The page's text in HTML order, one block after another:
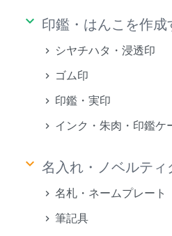
keyboard_arrow_down 印鑑・はんこを作成
シヤチハタ・浸透印
ゴム印
印鑑・実印
インク・朱肉・印鑑ケ
keyboard_arrow_down 名入れ・ノベルティ
名札・ネームプレート
筆記具